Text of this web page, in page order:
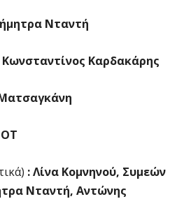
Νταντή
Κωνσταντίνος Καρδακάρης
: Λίνα Κομνηνού, Συμεών
Νταντή, Αντώνης